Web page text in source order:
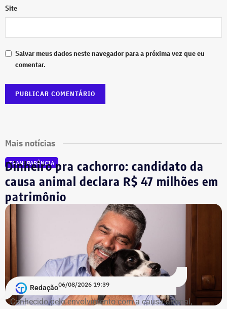
Site
Salvar meus dados neste navegador para a próxima vez que eu
comentar.
Mais notícias
TRANSPARÊNCIA
Dinheiro pra cachorro: candidato da
causa animal declara R$ 47 milhões em
patrimônio
Redação06/08/2026 19:39
Conhecido pelo envolvimento com a causa animal,